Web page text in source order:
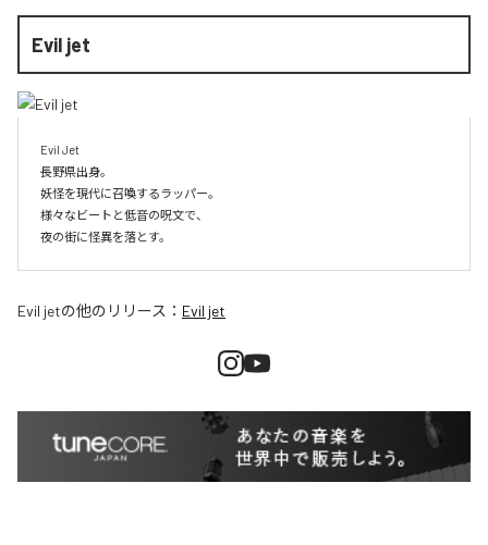
Evil jet
Evil Jet
長野県出身。
妖怪を現代に召喚するラッパー。
様々なビートと低音の呪文で、
夜の街に怪異を落とす。
Evil jetの他のリリース： Evil jet